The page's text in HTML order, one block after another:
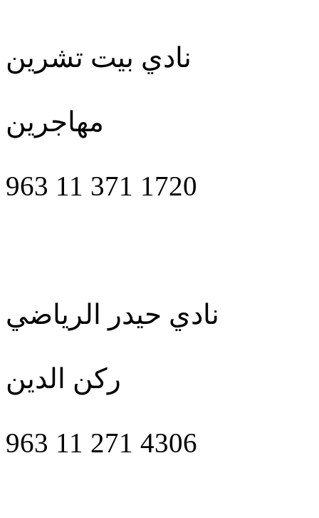
نادي بيت تشرين
مهاجرين
963 11 371 1720
نادي حيدر الرياضي
ركن الدين
963 11 271 4306